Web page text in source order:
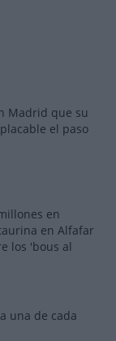
Madrid que su
el paso
en
en Alfafar
los 'bous al
una de cada